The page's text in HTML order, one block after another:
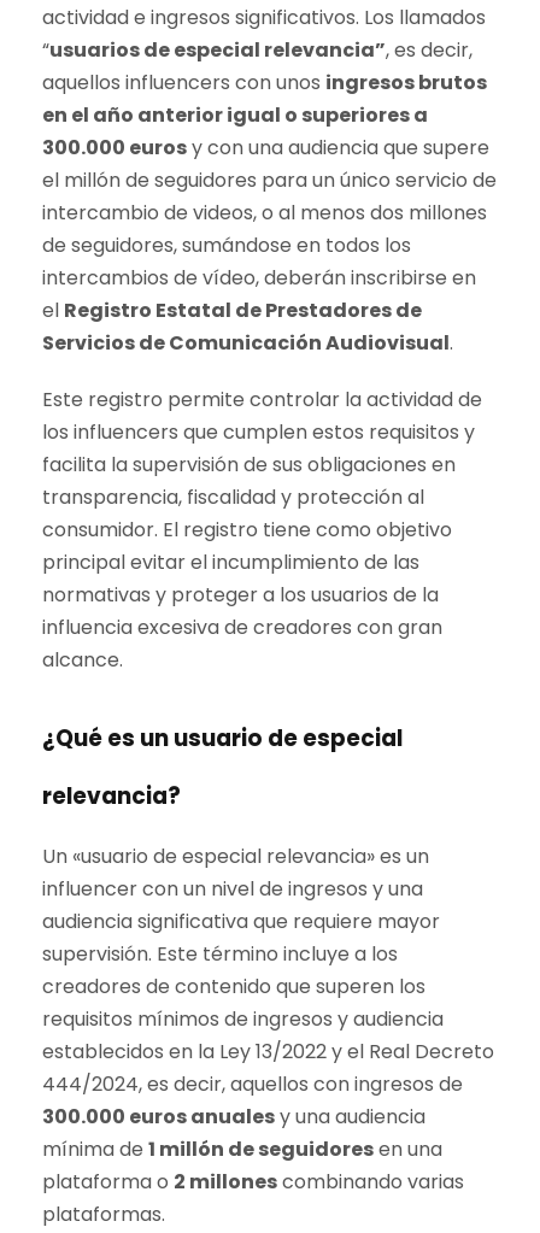
actividad e ingresos significativos. Los llamados
“usuarios de especial relevancia”, es decir,
aquellos influencers con unos ingresos brutos
en el año anterior igual o superiores a
300.000 eurosy con una audiencia que supere
el millón de seguidores para un único servicio de
intercambio de videos, o al menos dos millones
de seguidores, sumándose en todos los
intercambios de vídeo, deberán inscribirse en
el Registro Estatal de Prestadores de
Servicios de Comunicación Audiovisual.
Este registro permite controlar la actividad de
los influencers que cumplen estos requisitos y
facilita la supervisión de sus obligaciones en
transparencia, fiscalidad y protección al
consumidor. El registro tiene como objetivo
principal evitar el incumplimiento de las
normativas y proteger a los usuarios de la
influencia excesiva de creadores con gran
alcance.
¿Qué es un usuario de especial
relevancia?
Un «usuario de especial relevancia» es un
influencer con un nivel de ingresos y una
audiencia significativa que requiere mayor
supervisión. Este término incluye a los
creadores de contenido que superen los
requisitos mínimos de ingresos y audiencia
establecidos en la Ley 13/2022 y el Real Decreto
444/2024, es decir, aquellos con ingresos de
300.000 euros anualesy una audiencia
mínima de 1 millón de seguidoresen una
plataforma o 2 millonescombinando varias
plataformas.